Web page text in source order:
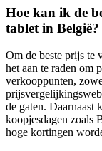
Hoe kan ik de
tablet in België?
Om de beste prijs te
het aan te raden om
verkooppunten,
de gaten. Daarnaast
koopjesdagen zoals
hoge kortingen